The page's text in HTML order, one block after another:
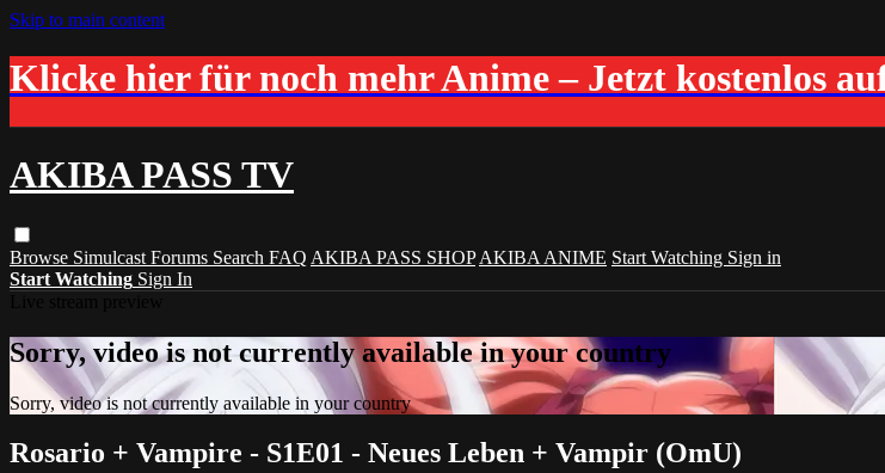
Skip to main content
Klicke hier für noch mehr Anime – Jetzt kostenlos
AKIBA PASS TV
Browse Simulcast Forums Search FAQ AKIBA PASS SHOP AKIBA ANIME Start Watching Sign in
Start Watching Sign In
Sorry, video is not currently available in your country
Sorry, video is not currently available in your country
Rosario + Vampire - S1E01 - Neues Leben + Vampir (OmU)